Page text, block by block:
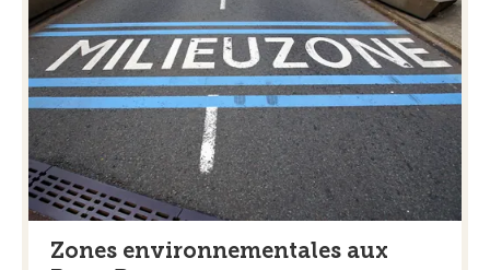
Zones environnementales aux